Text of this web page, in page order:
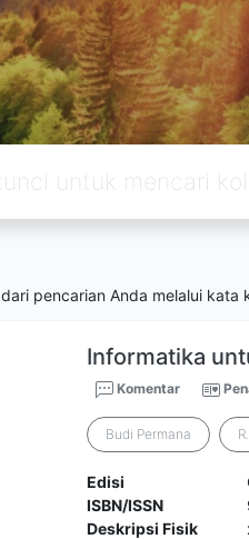
dari pencarian Anda melalui kata
Informatika
Komentar
Budi Permana
Edisi
ISBN/ISSN
Deskripsi Fisik